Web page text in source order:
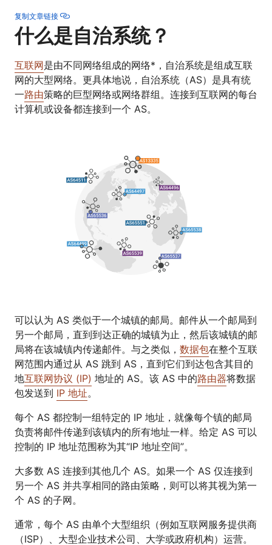
复制文章链接
什么是自治系统？
互联网是由不同网络组成的网络*，自治系统是组成互联
网的大型网络。更具体地说，自治系统（AS）是具有统
一路由策略的巨型网络或网络群组。连接到互联网的每台
计算机或设备都连接到一个 AS。
可以认为 AS 类似于一个城镇的邮局。邮件从一个邮局到
另一个邮局，直到到达正确的城镇为止，然后该城镇的邮
局将在该城镇内传递邮件。与之类似， 数据包在整个互联
网范围内通过从 AS 跳到 AS，直到它们到达包含其目的
地互联网协议 (IP) 地址的 AS。该 AS 中的路由器将数据
包发送到 IP 地址。
每个 AS 都控制一组特定的 IP 地址，就像每个镇的邮局
负责将邮件传递到该镇内的所有地址一样。给定 AS 可以
控制的 IP 地址范围称为其“IP 地址空间”。
大多数 AS 连接到其他几个 AS。如果一个 AS 仅连接到
另一个 AS 并共享相同的路由策略，则可以将其视为第一
个 AS 的子网。
通常，每个 AS 由单个大型组织（例如互联网服务提供商
（ISP）、大型企业技术公司、大学或政府机构）运营。